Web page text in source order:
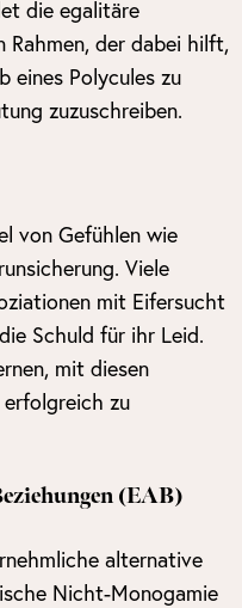
die egalitäre
Rahmen, der dabei hilft,
eines Polycules zu
zuzuschreiben.
von Gefühlen wie
Viele
mit Eifersucht
Schuld für ihr Leid.
mit diesen
erfolgreich zu
(EAB)
alternative
Nicht-Monogamie